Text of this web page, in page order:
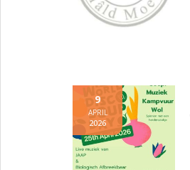
9
APRIL
2026